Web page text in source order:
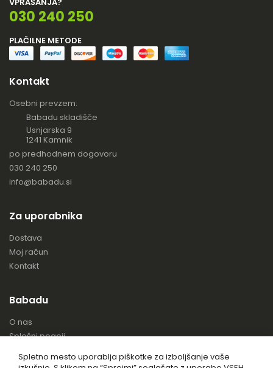
030 240 250
PLAČILNE METODE
Kontakt
Osebni prevzem:
Babadu skladišče
Usnjarska 9
1241 Kamnik
po predhodnem dogovoru
030 240 250
info@babadu.si
Za uporabnika
Dostava
Moj račun
Kontakt
Babadu
O nas
Splošni pogoji
Spletno mesto uporablja piškotke za izboljšanje vaše